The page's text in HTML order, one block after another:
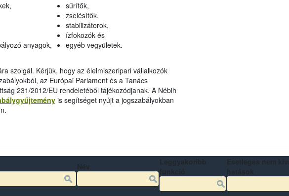
anyagok,
sűrítők,
zselésítők,
stabilizátorok,
ízfokozók és
egyéb vegyületek.
szolgál. Kérjük, hogy az élelmiszeripari vállalkozók
az Európai Parlament és a Tanács
231/2012/EU rendeletéből tájékozódjanak. A Nébih
is segítséget nyújt a jogszabályokban